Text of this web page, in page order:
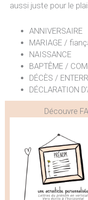
aussi juste pour le
ANNIVERSAIRE
MARIAGE /
NAISSANCE
BAPTÊME /
DÉCÈS /
DÉCLARATION
Découvre